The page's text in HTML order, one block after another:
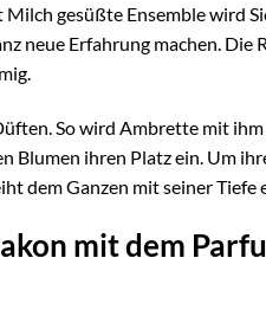
Milch gesüßte Ensemble wird
neue Erfahrung machen.
So wird Ambrette mit
Blumen ihren Platz ein. Um
dem Ganzen mit seiner Tiefe
mit dem